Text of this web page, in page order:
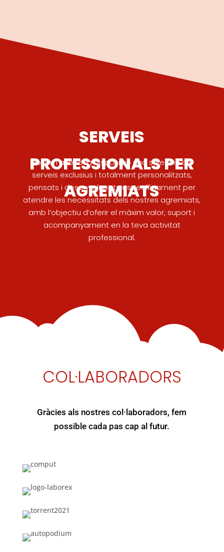
SERVEIS
PROFESSIONALS PER
AGREMIATS
Posem a la teva disposició una selecció de
serveis exclusius i totalment personalitzats,
pensats i desenvolupats específicament per
atendre les necessitats dels nostres agremiats,
amb l’objectiu d’oferir el màxim valor, suport i
acompanyament en la teva activitat
professional.
COL·LABORADORS
Gràcies als nostres col·laboradors, fem
possible cada pas cap al futur.